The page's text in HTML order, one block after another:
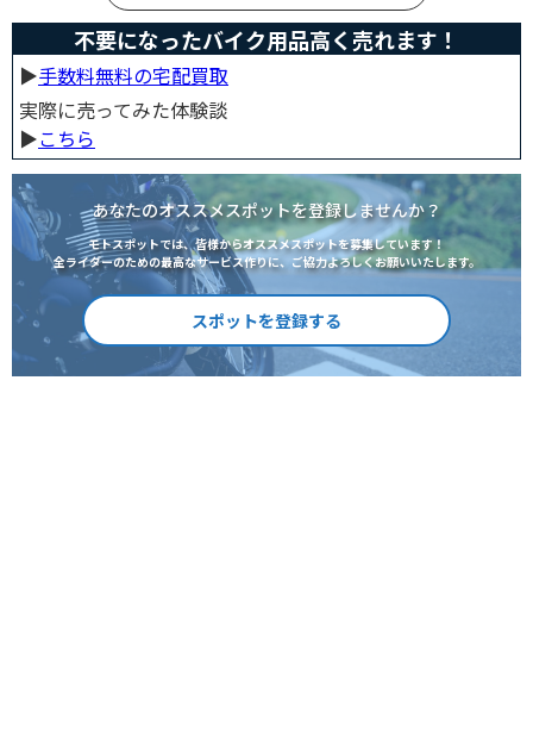
不要になったバイク用品高く売れます！
▶︎手数料無料の宅配買取
実際に売ってみた体験談
▶︎こちら
あなたのオススメスポットを登録しませんか？
モトスポットでは、皆様からオススメスポットを募集しています！
全ライダーのための最高なサービス作りに、ご協力よろしくお願いいたします。
スポットを登録する